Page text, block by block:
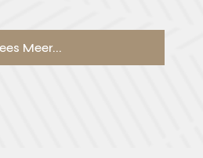
Meer...